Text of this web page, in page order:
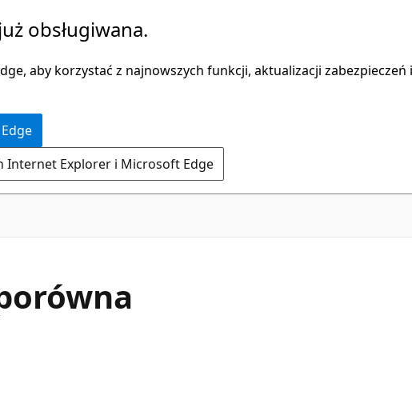
obsługiwana.
aby korzystać z najnowszych funkcji, aktualizacji zabezpieczeń i
Internet Explorer i Microsoft Edge